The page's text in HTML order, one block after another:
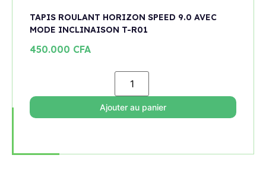
TAPIS ROULANT HORIZON SPEED 9.0 AVEC
MODE INCLINAISON T-R01
450.000 CFA
Ajouter au panier